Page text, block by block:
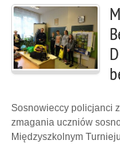
Sosnowieccy policjanci
zmagania uczniów
Międzyszkolnym